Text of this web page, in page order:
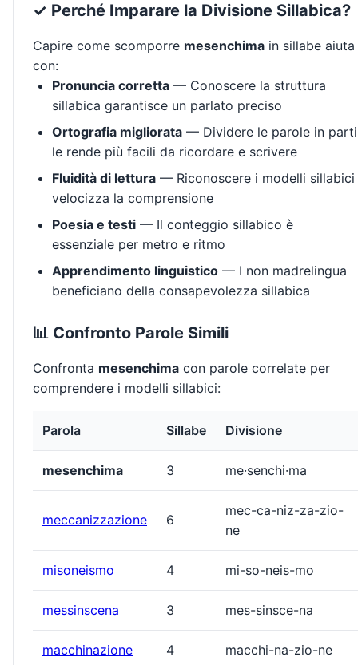
✓ Perché Imparare la Divisione Sillabica?
Capire come scomporre mesenchima in sillabe aiuta
con:
Pronuncia corretta — Conoscere la struttura
sillabica garantisce un parlato preciso
Ortografia migliorata — Dividere le parole in parti
le rende più facili da ricordare e scrivere
Fluidità di lettura — Riconoscere i modelli sillabici
velocizza la comprensione
Poesia e testi — Il conteggio sillabico è
essenziale per metro e ritmo
Apprendimento linguistico — I non madrelingua
beneficiano della consapevolezza sillabica
📊 Confronto Parole Simili
Confronta mesenchima con parole correlate per
comprendere i modelli sillabici:
Parola Sillabe Divisione
mesenchima 3 me·senchi·ma
meccanizzazione 6
mec-ca-niz-za-zio-
ne
misoneismo 4 mi-so-neis-mo
messinscena 3 mes-sinsce-na
macchinazione 4 macchi-na-zio-ne